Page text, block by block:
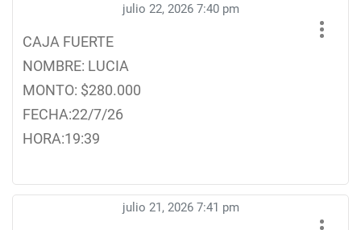
julio 22, 2026 7:40 pm
CAJA FUERTE
NOMBRE: LUCIA
MONTO: $280.000
FECHA:22/7/26
HORA:19:39
julio 21, 2026 7:41 pm